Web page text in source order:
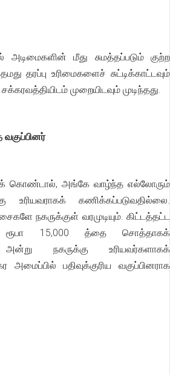
மீது சுமத்தப்படும் குற்ற
தரப்பு உரிமைகளைச் சுட்டிக்காட்டவும்
முறையிடவும் முடிந்தது.
வகுப்பினர்
கொண்டால், அங்கே வாழ்ந்த எல்லோரும்
கணிக்கப்படுவதில்லை.
நகருக்குள் வரமுடியும். கிட்டத்தட்ட
15,000 த்தை சொத்தாகக்
நகருக்கு உரியவர்களாகக்
பதிவுக்குரிய வகுப்பினராக